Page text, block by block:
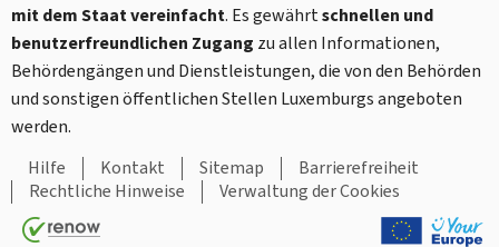
mit dem Staat vereinfacht. Es gewährtschnellen und
benutzerfreundlichen Zugang zu allen Informationen,
Behördengängen und Dienstleistungen, die von den Behörden
und sonstigen öffentlichen Stellen Luxemburgs angeboten
werden.
Hilfe
Kontakt Sitemap
Barrierefreiheit
Rechtliche Hinweise
Verwaltung der Cookies